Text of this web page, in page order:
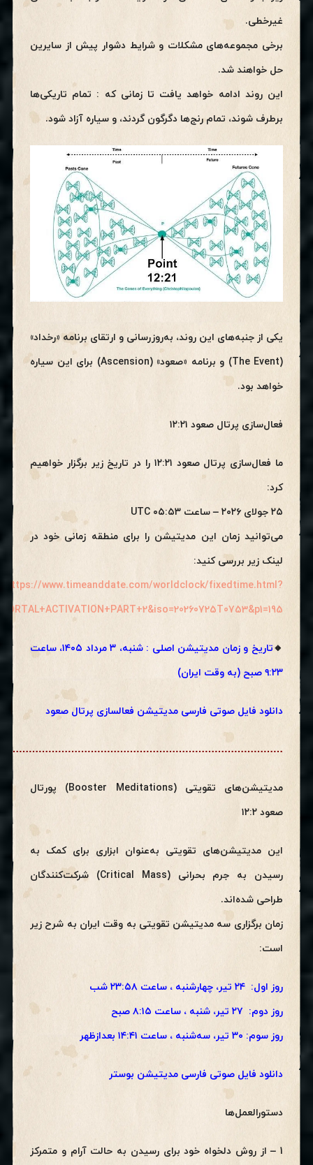
غیرخطی.
برخی مجموعه‌های مشکلات و شرایط دشوار پیش از سایرین
حل خواهند شد.
این روند ادامه خواهد یافت تا زمانی که : تمام تاریکی‌ها
برطرف شوند، تمام رنج‌ها دگرگون گردند، و سیاره آزاد شود.
یکی از جنبه‌های این روند، به‌روزرسانی و ارتقای برنامه «رخداد»
(The Event) و برنامه «صعود» (Ascension) برای این سیاره
خواهد بود.
فعال‌سازی پرتال صعود ۱۲:۲۱
ما فعال‌سازی پرتال صعود ۱۲:۲۱ را در تاریخ زیر برگزار خواهیم
کرد:
۲۵ جولای ۲۰۲۶ – ساعت ۰۵:۵۳ UTC
می‌توانید زمان این مدیتیشن را برای منطقه زمانی خود در
لینک زیر بررسی کنید:
https://www.timeanddate.com/worldclock/fixedtime.html?
🔸
تاریخ و زمان مدیتیشن اصلی : شنبه، ۳ مرداد ۱۴۰۵، ساعت
۹:۲۳ صبح (به وقت ایران)
دانلود فایل صوتی فارسی مدیتیشن فعالسازی پرتال صعود
مدیتیشن‌های تقویتی (Booster Meditations) پورتال
صعود ۱۲:۲
این مدیتیشن‌های تقویتی به‌عنوان ابزاری برای کمک به
رسیدن به جرم بحرانی (Critical Mass) شرکت‌کنندگان
طراحی شده‌اند.
زمان برگزاری سه مدیتیشن تقویتی به وقت ایران به شرح زیر
است:
روز اول: ۲۴ تیر، چهارشنبه ، ساعت ۲۳:۵۸ شب
روز دوم: ۲۷ تیر، شنبه ، ساعت ۸:۱۵ صبح
روز سوم: ۳۰ تیر، سه‌شنبه ، ساعت ۱۴:۴۱ بعدازظهر
دانلود فایل صوتی فارسی مدیتیشن بوستر
دستورالعمل‌ها
1 – از روش دلخواه خود برای رسیدن به حالت آرام و متمرکز